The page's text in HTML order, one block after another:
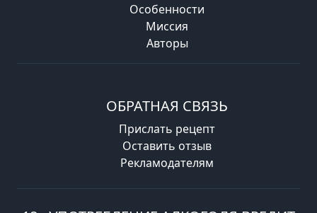
Особенности
Миссия
Авторы
ОБРАТНАЯ СВЯЗЬ
Прислать рецепт
Оставить отзыв
Рекламодателям